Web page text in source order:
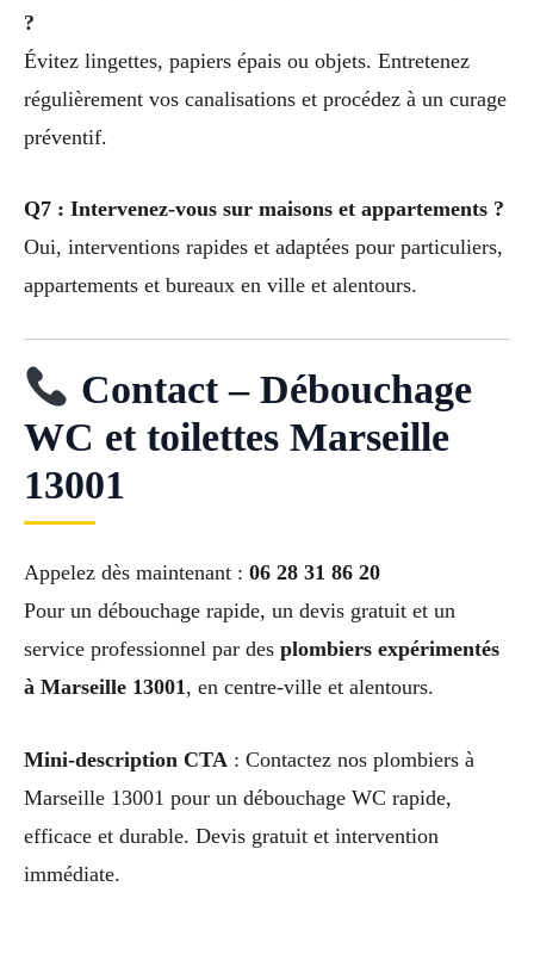
?
Évitez lingettes, papiers épais ou objets. Entretenez
régulièrement vos canalisations et procédez à un curage
préventif.
Q7 : Intervenez-vous sur maisons et appartements ?
Oui, interventions rapides et adaptées pour particuliers,
appartements et bureaux en ville et alentours.
Contact – Débouchage
WC et toilettes Marseille
13001
Appelez dès maintenant : 06 28 31 86 20
Pour un débouchage rapide, un devis gratuit et un
service professionnel par des plombiers expérimentés
à Marseille 13001, en centre-ville et alentours.
Mini-description CTA : Contactez nos plombiers à
Marseille 13001 pour un débouchage WC rapide,
efficace et durable. Devis gratuit et intervention
immédiate.